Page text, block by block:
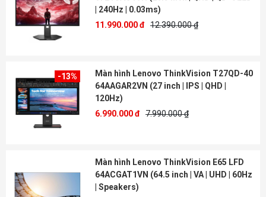
| 240Hz | 0.03ms)
11.990.000 đ 12.390.000 ₫
-13%
Màn hình Lenovo ThinkVision T27QD-40
64AAGAR2VN (27 inch | IPS | QHD |
120Hz)
6.990.000 đ 7.990.000 ₫
Màn hình Lenovo ThinkVision E65 LFD
64ACGAT1VN (64.5 inch | VA | UHD | 60Hz
| Speakers)